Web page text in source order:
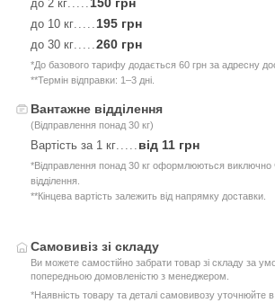
до 2 кг
до 10 кг 195 грн
до 30 кг 260 грн
*До базового тарифу додається 60 грн за адресну
**Термін відправки: 1–3 дні.
Вантажне відділення
(Відправлення понад 30 кг)
Вартість за 1 кг від 11 грн
*Відправлення понад 30 кг оформлюються виключно
відділення.
**Кінцева вартість залежить від напрямку доставки.
Самовивіз зі складу
Ви можете самостійно забрати товар зі складу за
попередньою домовленістю з менеджером.
*Наявність товару та деталі самовивозу уточнюйте